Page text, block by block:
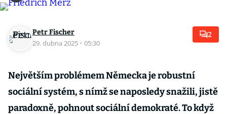
Petr Fischer
29. dubna 2025 · 05:30
2
Největším problémem Německa je robustní
sociální systém, s nímž se naposledy snažili, jistě
paradoxně, pohnout sociální demokraté. To když